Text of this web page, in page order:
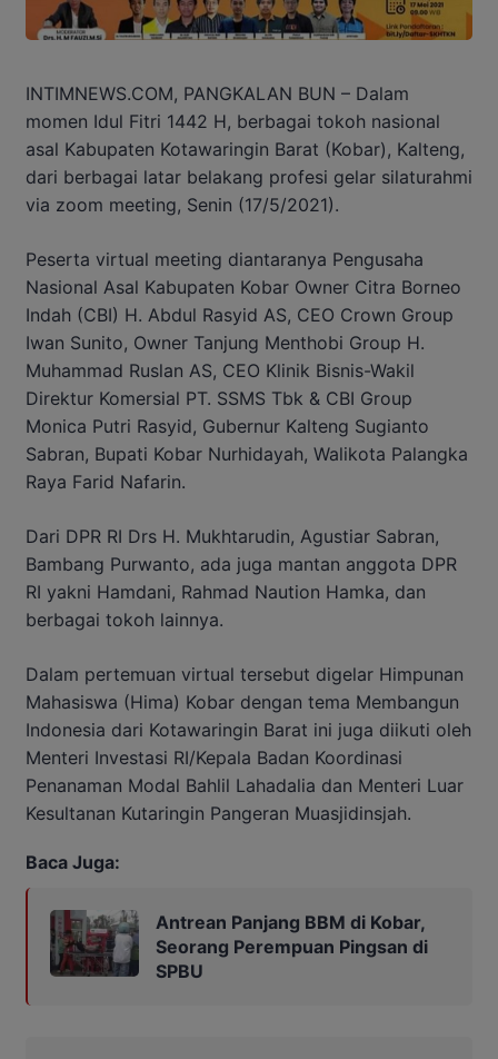
INTIMNEWS.COM, PANGKALAN BUN – Dalam
momen Idul Fitri 1442 H, berbagai tokoh nasional
asal Kabupaten Kotawaringin Barat (Kobar), Kalteng,
dari berbagai latar belakang profesi gelar silaturahmi
via zoom meeting, Senin (17/5/2021).
Peserta virtual meeting diantaranya Pengusaha
Nasional Asal Kabupaten Kobar Owner Citra Borneo
Indah (CBI) H. Abdul Rasyid AS, CEO Crown Group
Iwan Sunito, Owner Tanjung Menthobi Group H.
Muhammad Ruslan AS, CEO Klinik Bisnis-Wakil
Direktur Komersial PT. SSMS Tbk & CBI Group
Monica Putri Rasyid, Gubernur Kalteng Sugianto
Sabran, Bupati Kobar Nurhidayah, Walikota Palangka
Raya Farid Nafarin.
Dari DPR RI Drs H. Mukhtarudin, Agustiar Sabran,
Bambang Purwanto, ada juga mantan anggota DPR
RI yakni Hamdani, Rahmad Naution Hamka, dan
berbagai tokoh lainnya.
Dalam pertemuan virtual tersebut digelar Himpunan
Mahasiswa (Hima) Kobar dengan tema Membangun
Indonesia dari Kotawaringin Barat ini juga diikuti oleh
Menteri Investasi RI/Kepala Badan Koordinasi
Penanaman Modal Bahlil Lahadalia dan Menteri Luar
Kesultanan Kutaringin Pangeran Muasjidinsjah.
Baca Juga:
Antrean Panjang BBM di Kobar,
Seorang Perempuan Pingsan di
SPBU